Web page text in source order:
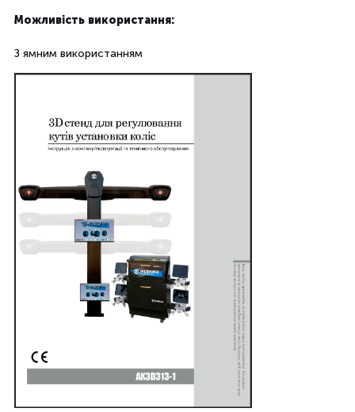
Можливість використання:
З ямним використанням